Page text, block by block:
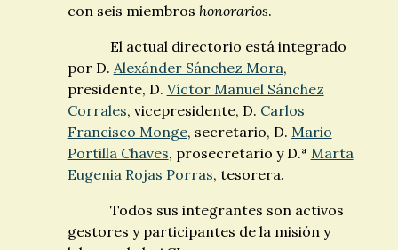
con seis miembros honorarios.
El actual directorio está integrado
por D. Alexánder Sánchez Mora,
presidente, D. Víctor Manuel Sánchez
Corrales, vicepresidente, D. Carlos
Francisco Monge, secretario, D. Mario
Portilla Chaves, prosecretario y D.ª Marta
Eugenia Rojas Porras, tesorera.
Todos sus integrantes son activos
gestores y participantes de la misión y